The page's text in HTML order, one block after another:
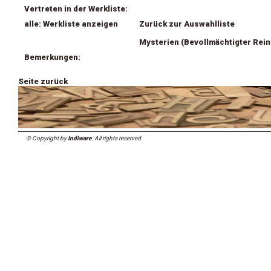
Vertreten in der Werkliste:
alle: Werkliste anzeigen
Zurück zur Auswahlliste
Mysterien (Bevollmächtigter
Bemerkungen:
Seite zurück
© Copyright byIndiware. All rights reserved.